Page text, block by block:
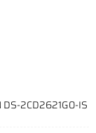
2CD2621G0-IS